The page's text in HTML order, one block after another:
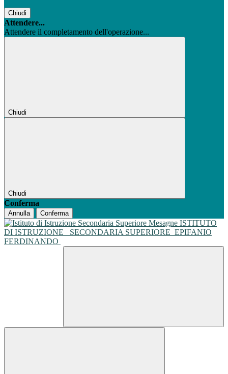
Chiudi
Attendere...
Attendere il completamento dell'operazione...
Chiudi
Chiudi
Conferma
Annulla Conferma
ISTITUTO
DI ISTRUZIONE
SECONDARIA SUPERIORE EPIFANIO
FERDINANDO